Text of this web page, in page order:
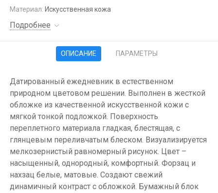
Материал: Искусственная кожа
Подробнее
ОПИСАНИЕ ПАРАМЕТРЫ
Датированный ежедневник в естественном
природном цветовом решении. Выполнен в жесткой
обложке из качественной искусственной кожи с
мягкой тонкой подложкой. Поверхность
переплетного материала гладкая, блестящая, с
глянцевым переливчатым блеском. Визуализируется
мелкозернистый равномерный рисунок. Цвет –
насыщенный, однородный, комфортный. Форзац и
нахзац белые, матовые. Создают свежий
динамичный контраст с обложкой. Бумажный блок